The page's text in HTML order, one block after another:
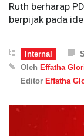
Ruth berharap
berpijak pada
Internal
Oleh Effatha
Editor Effatha